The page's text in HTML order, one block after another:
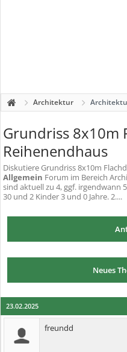
Architektur
Grundriss 8x10m
Reihenendhaus
DiskutiereGrundriss 8x10m
Allgemein Forum im Bereich
sind aktuell zu 4, ggf. irgendwann
30 und 2 Kinder 3 und 0 Jahre. 2....
Neues
23.02.2025
freundd